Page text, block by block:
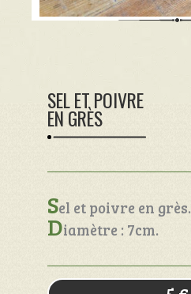
SEL ET POIVRE
EN GRÈS
Sel et poivre en grès.
Diamètre : 7cm.